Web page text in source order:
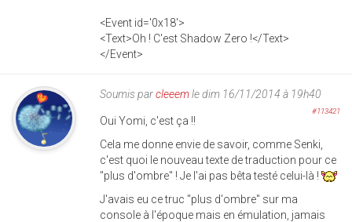
<Event id='0x18'>
<Text>Oh ! C'est Shadow Zero !</Text>
</Event>
Soumis parcleeemle dim 16/11/2014 à 19h40
#113421
Oui Yomi, c'est ça !!
Cela me donne envie de savoir, comme Senki,
c'est quoi le nouveau texte de traduction pour ce
"plus d'ombre" ! Je l'ai pas bêta testé celui-là !
J'avais eu ce truc "plus d'ombre" sur ma
console à l'époque mais en émulation, jamais